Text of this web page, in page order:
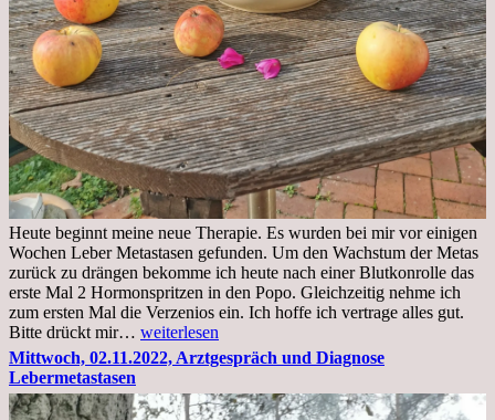
Heute beginnt meine neue Therapie. Es wurden bei mir vor einigen
Wochen Leber Metastasen gefunden. Um den Wachstum der Metas
zurück zu drängen bekomme ich heute nach einer Blutkonrolle das
erste Mal 2 Hormonspritzen in den Popo. Gleichzeitig nehme ich
zum ersten Mal die Verzenios ein. Ich hoffe ich vertrage alles gut.
Bitte drückt mir… Mittwoch,
09.11.2022
weiterlesen
Mittwoch, 02.11.2022, Arztgespräch und Diagnose
Lebermetastasen